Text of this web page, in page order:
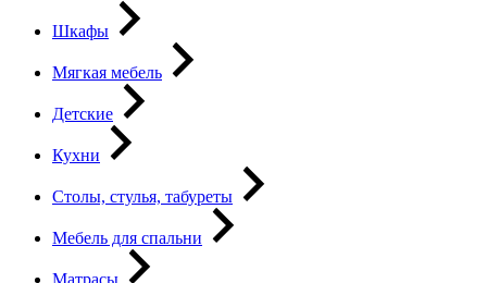
Шкафы
Мягкая мебель
Детские
Кухни
Столы, стулья, табуреты
Мебель для спальни
Матрасы